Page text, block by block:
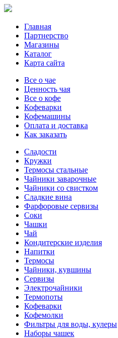
Главная
Партнерство
Магазины
Каталог
Карта сайта
Все о чае
Ценность чая
Все о кофе
Кофеварки
Кофемашины
Оплата и доставка
Как заказать
Сладости
Кружки
Термосы стальные
Чайники заварочные
Чайники со свистком
Сладкие вина
Фарфоровые сервизы
Соки
Чашки
Чай
Кондитерские изделия
Напитки
Термосы
Чайники, кувшины
Сервизы
Электрочайники
Термопоты
Кофеварки
Кофемолки
Фильтры для воды, кулеры
Наборы чашек